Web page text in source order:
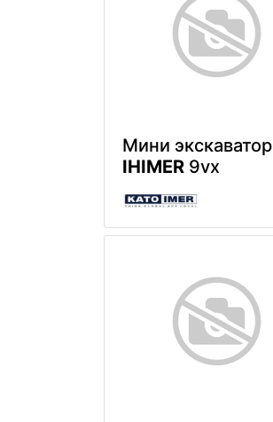
Мини экскаватор
IHIMER 9vx